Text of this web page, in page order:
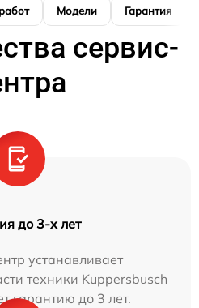
Модели Гарантия
сервис-
до 3-х лет
устанавливает
техники Kuppersbusch
гарантию до 3 лет.